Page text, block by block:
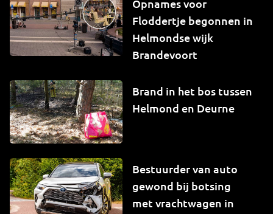
Opnames voor
Floddertje begonnen in
Helmondse wijk
Brandevoort
Brand in het bos tussen
Helmond en Deurne
Bestuurder van auto
gewond bij botsing
met vrachtwagen in